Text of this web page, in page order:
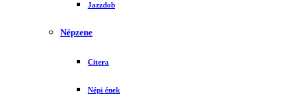
Jazzdob
Népzene
Citera
Népi ének